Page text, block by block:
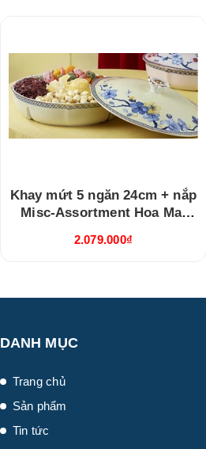
Khay mứt 5 ngăn 24cm + nắp
Misc-Assortment Hoa Mai
2.079.000₫
DANH MỤC
Trang chủ
Sản phẩm
Tin tức